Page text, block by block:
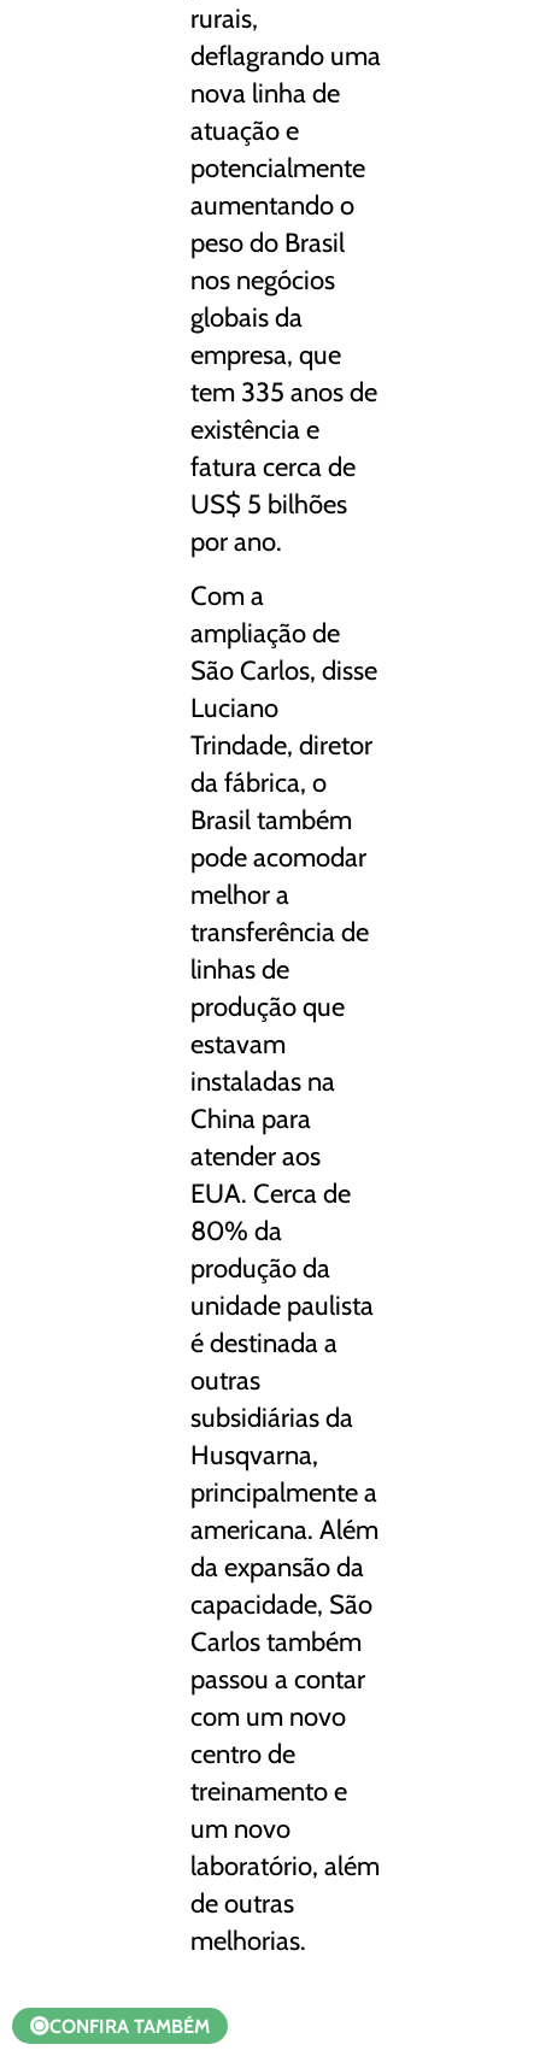
rurais,
deflagrando uma
nova linha de
atuação e
potencialmente
aumentando o
peso do Brasil
nos negócios
globais da
empresa, que
tem 335 anos de
existência e
fatura cerca de
US$ 5 bilhões
por ano.
Com a
ampliação de
São Carlos, disse
Luciano
Trindade, diretor
da fábrica, o
Brasil também
pode acomodar
melhor a
transferência de
linhas de
produção que
estavam
instaladas na
China para
atender aos
EUA. Cerca de
80% da
produção da
unidade paulista
é destinada a
outras
subsidiárias da
Husqvarna,
principalmente a
americana. Além
da expansão da
capacidade, São
Carlos também
passou a contar
com um novo
centro de
treinamento e
um novo
laboratório, além
de outras
melhorias.
CONFIRA TAMBÉM